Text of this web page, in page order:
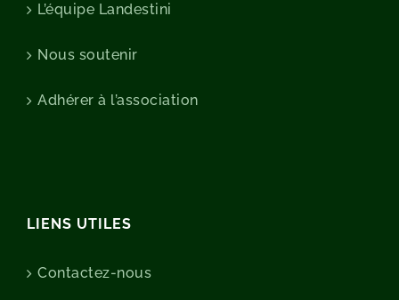
L’équipe Landestini
Nous soutenir
Adhérer à l’association
LIENS UTILES
Contactez-nous